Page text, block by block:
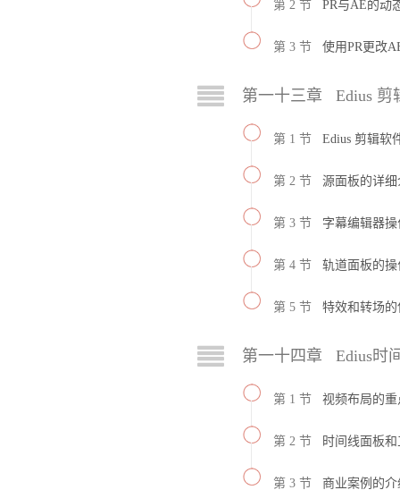
第 2 节 PR与AE的动
第 3 节 使用PR更改
第一十三章 Edius 剪
第 1 节 Edius 剪辑软
第 2 节 源面板的详细
第 3 节 字幕编辑器操
第 4 节 轨道面板的
第 5 节 特效和转场的
第一十四章 Edius时
第 1 节 视频布局的
第 2 节 时间线面板
第 3 节 商业案例的